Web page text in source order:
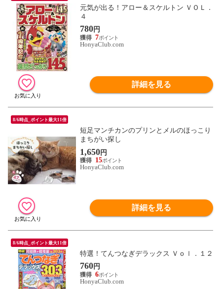
元気が出る！アロー＆スケルトン ＶＯＬ．
４
780円
7
HonyaClub.com
詳細を見る
8/6時点_ポイント最大11倍
短足マンチカンのプリンとメルのほっこり
まちがい探し
1,650円
15
HonyaClub.com
詳細を見る
8/6時点_ポイント最大11倍
特選！てんつなぎデラックス Ｖｏｌ．１２
760円
6
HonyaClub.com